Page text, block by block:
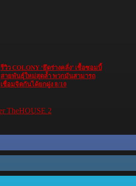
รีวิว COLONY ‘ยึดร่างคลั่ง’ เชื้อซอมบี้
สายพันธุ์ใหม่สุดล้ำ พวกมันสามารถ
เชื่อมจิตกันได้ยกฝูง 8/10